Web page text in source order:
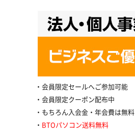
会員限定セールへご参加可能
会員限定クーポン配布中
もちろん入会金・年会費は無料
BTOパソコン送料無料